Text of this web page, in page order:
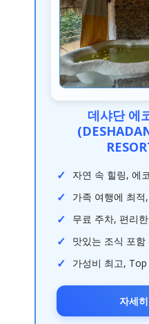
데샤단 에
자연 속 힐링, 에
가족 여행에 최적
무료 주차, 편리
맛있는 조식 포함
가성비 최고, Top
자세